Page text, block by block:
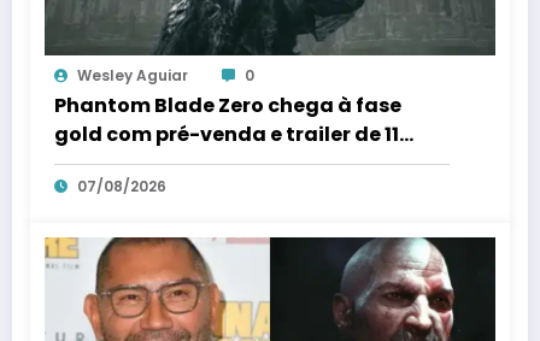
Wesley Aguiar 0
Phantom Blade Zero chega à fase
gold com pré-venda e trailer de 11
minutos marcados para 11 de agosto;
“surpresa” está guardada
07/08/2026